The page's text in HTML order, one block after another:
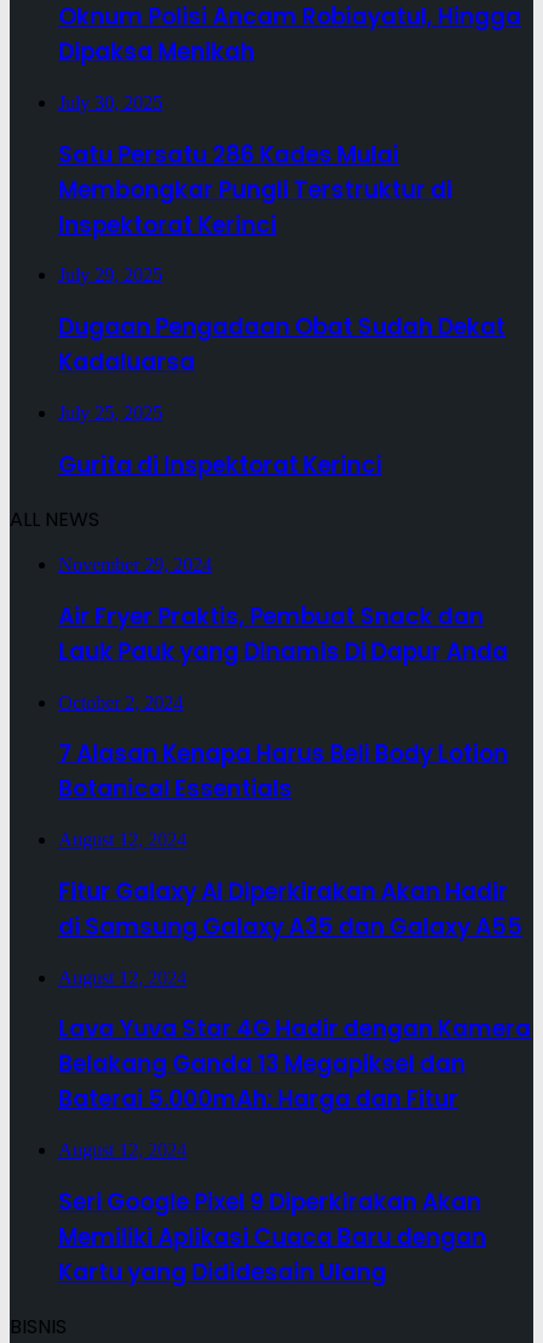
Oknum Polisi Ancam Robiayatul, Hingga
Dipaksa Menikah
July 30, 2025
Satu Persatu 286 Kades Mulai
Membongkar Pungli Terstruktur di
Inspektorat Kerinci
July 29, 2025
Dugaan Pengadaan Obat Sudah Dekat
Kadaluarsa
July 25, 2025
Gurita di Inspektorat Kerinci
ALL NEWS
November 29, 2024
Air Fryer Praktis, Pembuat Snack dan
Lauk Pauk yang Dinamis Di Dapur Anda
October 2, 2024
7 Alasan Kenapa Harus Beli Body Lotion
Botanical Essentials
August 12, 2024
Fitur Galaxy AI Diperkirakan Akan Hadir
di Samsung Galaxy A35 dan Galaxy A55
August 12, 2024
Lava Yuva Star 4G Hadir dengan Kamera
Belakang Ganda 13 Megapiksel dan
Baterai 5.000mAh: Harga dan Fitur
August 12, 2024
Seri Google Pixel 9 Diperkirakan Akan
Memiliki Aplikasi Cuaca Baru dengan
Kartu yang Dididesain Ulang
BISNIS